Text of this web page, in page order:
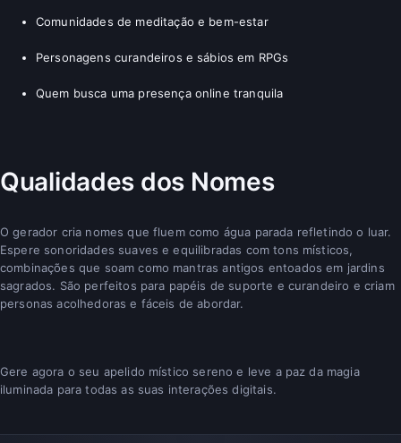
Comunidades de meditação e bem-estar
Personagens curandeiros e sábios em RPGs
Quem busca uma presença online tranquila
Qualidades dos Nomes
O gerador cria nomes que fluem como água parada refletindo o luar.
Espere sonoridades suaves e equilibradas com tons místicos,
combinações que soam como mantras antigos entoados em jardins
sagrados. São perfeitos para papéis de suporte e curandeiro e criam
personas acolhedoras e fáceis de abordar.
Gere agora o seu apelido místico sereno e leve a paz da magia
iluminada para todas as suas interações digitais.